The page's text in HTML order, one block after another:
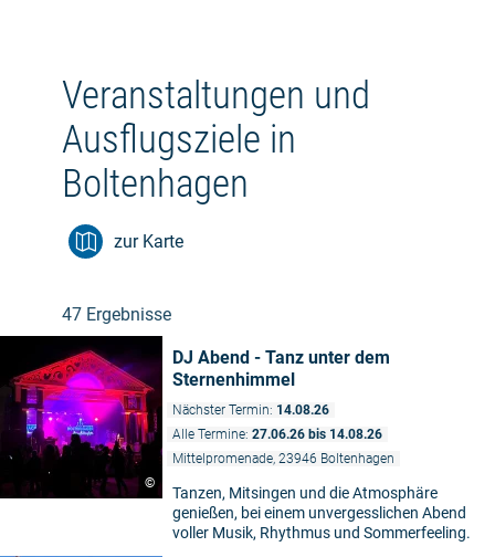
Veranstaltungen und
Ausflugsziele in
Boltenhagen
zur Karte
47 Ergebnisse
©
DJ Abend - Tanz unter dem
Sternenhimmel
Nächster Termin: 14.08.26
Alle Termine: 27.06.26 bis 14.08.26
Mittelpromenade, 23946 Boltenhagen
Tanzen, Mitsingen und die Atmosphäre
genießen, bei einem unvergesslichen Abend
voller Musik, Rhythmus und Sommerfeeling.